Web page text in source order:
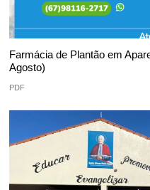
Farmácia de Plantão em
Agosto)
PDF